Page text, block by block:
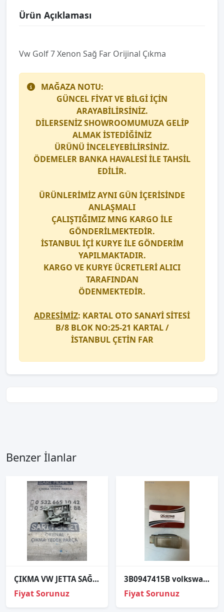
Ürün Açıklaması
Vw Golf 7 Xenon Sağ Far Orijinal Çıkma
MAĞAZA NOTU:
GÜNCEL FİYAT VE BİLGİ İÇİN
ARAYABİLİRSİNİZ.
DİLERSENİZ SHOWROOMUMUZA GELİP
ALMAK İSTEDİĞİNİZ
ÜRÜNÜ İNCELEYEBİLİRSİNİZ.
ÖDEMELER BANKA HAVALESİ İLE TAHSİL
EDİLİR.
ÜRÜNLERİMİZ AYNI GÜN İÇERİSİNDE
ANLAŞMALI
ÇALIŞTIĞIMIZ MNG KARGO İLE
GÖNDERİLMEKTEDİR.
İSTANBUL İÇİ KURYE İLE GÖNDERİM
YAPILMAKTADIR.
KARGO VE KURYE ÜCRETLERİ ALICI
TARAFINDAN
ÖDENMEKTEDİR.
ADRESİMİZ: KARTAL OTO SANAYİ SİTESİ
B/8 BLOK NO:25-21 KARTAL /
İSTANBUL ÇETİN FAR
Benzer İlanlar
ÇIKMA VW JETTA SAĞ DIŞ STOP DUYU
Fiyat Sorunuz
3B0947415B volkswagen golf 7 bagaj aydınlatma lambası
Fiyat Sorunuz